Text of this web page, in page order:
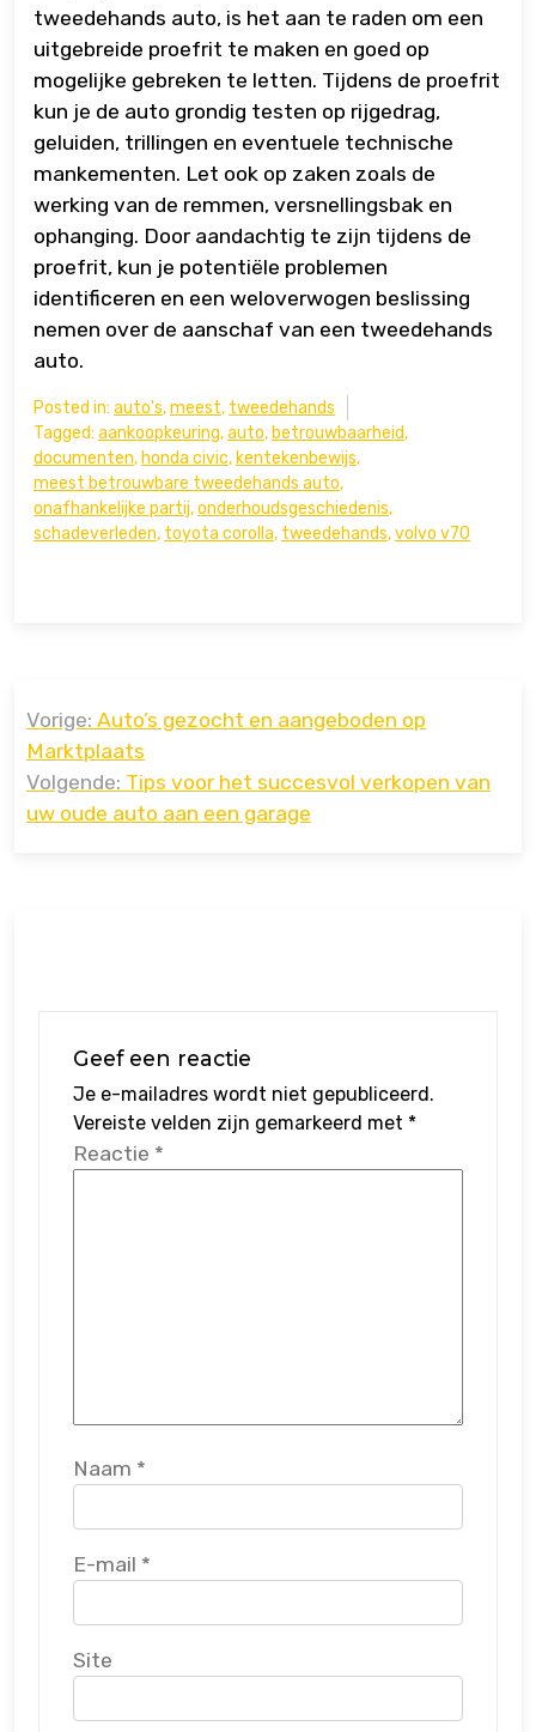
tweedehands auto, is het aan te raden om een
uitgebreide proefrit te maken en goed op
mogelijke gebreken te letten. Tijdens de proefrit
kun je de auto grondig testen op rijgedrag,
geluiden, trillingen en eventuele technische
mankementen. Let ook op zaken zoals de
werking van de remmen, versnellingsbak en
ophanging. Door aandachtig te zijn tijdens de
proefrit, kun je potentiële problemen
identificeren en een weloverwogen beslissing
nemen over de aanschaf van een tweedehands
auto.
Posted in: auto's,meest, tweedehands
Tagged: aankoopkeuring,auto, betrouwbaarheid,
documenten, honda civic, kentekenbewijs,
meest betrouwbare tweedehands auto,
onafhankelijke partij,onderhoudsgeschiedenis,
schadeverleden, toyota corolla, tweedehands,volvo v70
navigatie
Vorige: Auto’s gezocht en aangeboden op
Marktplaats
Volgende: Tips voor het succesvol verkopen van
uw oude auto aan een garage
Geef een reactie
Je e-mailadres wordt niet gepubliceerd.
Vereiste velden zijn gemarkeerd met *
Reactie *
Naam *
E-mail *
Site